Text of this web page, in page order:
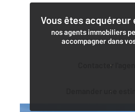
Vous êtes acquéreur
nos agents immobiliers
accompagner dans
Contacter
Demander une